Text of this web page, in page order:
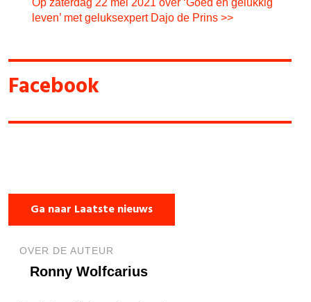
Op zaterdag 22 mei 2021 over ‘Goed en gelukkig
leven’ met geluksexpert Dajo de Prins >>
Facebook
Ga naar Laatste nieuws
OVER DE AUTEUR
Ronny Wolfcarius